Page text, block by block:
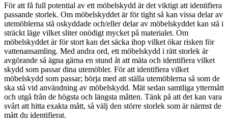
För att få full potential av ett möbelskydd är det viktigt att identifiera
passande storlek. Om möbelskyddet är för tight så kan vissa delar av
utemöblerna stå oskyddade och/eller delar av möbelskyddet kan stå i
sträckt läge vilket sliter onödigt mycket på materialet. Om
möbelskyddet är för stort kan det säcka ihop vilket ökar risken för
vattenansamling. Med andra ord, ett möbelskydd i rätt storlek är
avgörande så ägna gärna en stund åt att mäta och identifiera vilket
skydd som passar dina utemöbler. För att identifiera vilket
möbelskydd som passar; börja med att ställa utemöblerna så som de
ska stå vid användning av möbelskydd. Mät sedan samtliga yttermått
och utgå från de högsta och längsta måtten. Tänk på att det kan vara
svårt att hitta exakta mått, så välj den större storlek som är närmst de
mått du identifierat.